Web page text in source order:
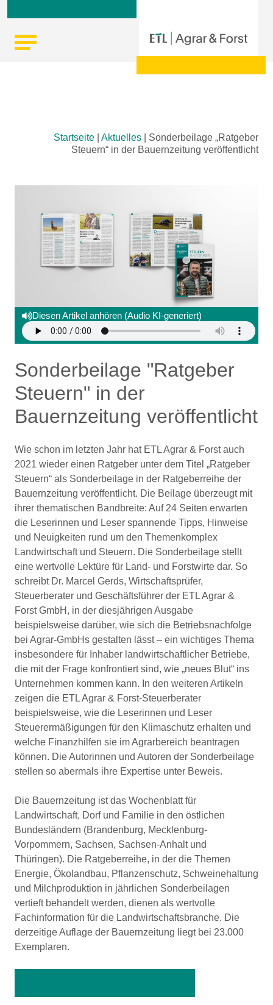
Startseite Aktuelles
Sonderbeilage „Ratgeber
Steuern“ in der Bauernzeitung veröffentlicht
Diesen Artikel anhören (Audio KI-generiert)
Sonderbeilage "Ratgeber
Steuern" in der
Bauernzeitung veröffentlicht
Wie schon im letzten Jahr hat ETL Agrar & Forst auch
2021 wieder einen Ratgeber unter dem Titel „Ratgeber
Steuern“ als Sonderbeilage in der Ratgeberreihe der
Bauernzeitung veröffentlicht. Die Beilage überzeugt mit
ihrer thematischen Bandbreite: Auf 24 Seiten erwarten
die Leserinnen und Leser spannende Tipps, Hinweise
und Neuigkeiten rund um den Themenkomplex
Landwirtschaft und Steuern. Die Sonderbeilage stellt
eine wertvolle Lektüre für Land- und Forstwirte dar. So
schreibt Dr. Marcel Gerds, Wirtschaftsprüfer,
Steuerberater und Geschäftsführer der ETL Agrar &
Forst GmbH, in der diesjährigen Ausgabe
beispielsweise darüber, wie sich die Betriebsnachfolge
bei Agrar-GmbHs gestalten lässt – ein wichtiges Thema
insbesondere für Inhaber landwirtschaftlicher Betriebe,
die mit der Frage konfrontiert sind, wie „neues Blut“ ins
Unternehmen kommen kann. In den weiteren Artikeln
zeigen die ETL Agrar & Forst-Steuerberater
beispielsweise, wie die Leserinnen und Leser
Steuerermäßigungen für den Klimaschutz erhalten und
welche Finanzhilfen sie im Agrarbereich beantragen
können. Die Autorinnen und Autoren der Sonderbeilage
stellen so abermals ihre Expertise unter Beweis.
Die Bauernzeitung ist das Wochenblatt für
Landwirtschaft, Dorf und Familie in den östlichen
Bundesländern (Brandenburg, Mecklenburg-
Vorpommern, Sachsen, Sachsen-Anhalt und
Thüringen). Die Ratgeberreihe, in der die Themen
Energie, Ökolandbau, Pflanzenschutz, Schweinehaltung
und Milchproduktion in jährlichen Sonderbeilagen
vertieft behandelt werden, dienen als wertvolle
Fachinformation für die Landwirtschaftsbranche. Die
derzeitige Auflage der Bauernzeitung liegt bei 23.000
Exemplaren.